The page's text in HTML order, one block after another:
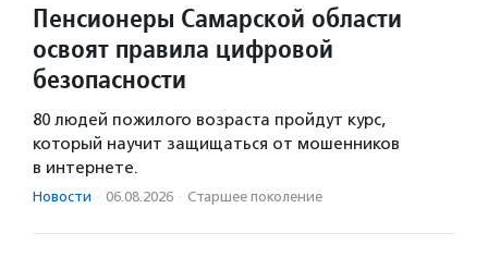
Пенсионеры Самарской области
освоят правила цифровой
безопасности
80 людей пожилого возраста пройдут курс,
который научит защищаться от мошенников
в интернете.
Новости · 06.08.2026 · Старшее поколение